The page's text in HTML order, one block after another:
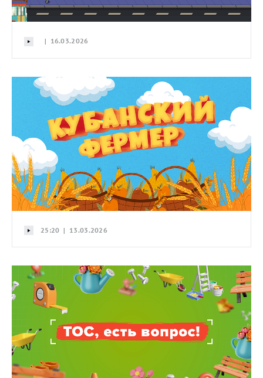
| 16.03.2026
25:20 | 13.03.2026